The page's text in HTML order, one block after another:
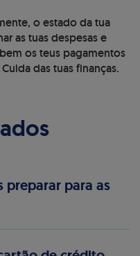
o estado da tua
as tuas despesas e
os teus pagamentos
das tuas finanças.
preparar para as